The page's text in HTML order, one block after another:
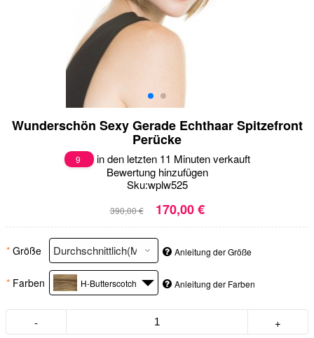
Wunderschön Sexy Gerade Echthaar Spitzefront
Perücke
9
in den letzten 11 Minuten verkauft
Bewertung hinzufügen
Sku:wplw525
390,00 € 170,00 €
* Größe Anleitung der Größe
* Farben H-Butterscotch Anleitung der Farben
- +